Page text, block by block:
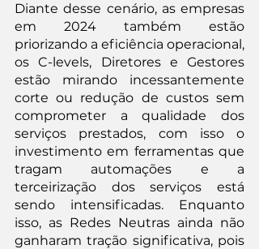
Diante desse cenário, as empresas
em 2024 também estão
priorizando a eficiência operacional,
os C-levels, Diretores e Gestores
estão mirando incessantemente
corte ou redução de custos sem
comprometer a qualidade dos
serviços prestados, com isso o
investimento em ferramentas que
tragam automações e a
terceirização dos serviços está
sendo intensificadas. Enquanto
isso, as Redes Neutras ainda não
ganharam tração significativa, pois